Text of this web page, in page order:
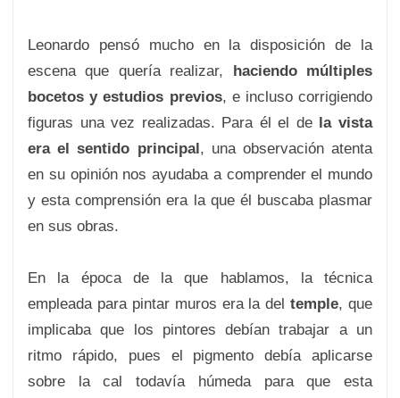
Leonardo pensó mucho en la disposición de la
escena que quería realizar, haciendo múltiples
bocetos y estudios previos, e incluso corrigiendo
figuras una vez realizadas. Para él el de la vista
era el sentido principal, una observación atenta
en su opinión nos ayudaba a comprender el mundo
y esta comprensión era la que él buscaba plasmar
en sus obras.
En la época de la que hablamos, la técnica
empleada para pintar muros era la deltemple, que
implicaba que los pintores debían trabajar a un
ritmo rápido, pues el pigmento debía aplicarse
sobre la cal todavía húmeda para que esta